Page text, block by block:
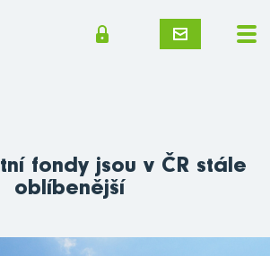
fondy jsou v ČR stále
oblíbenější